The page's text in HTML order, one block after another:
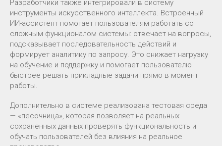
Разработчики также интегрировали в систему
инструменты искусственного интеллекта. Встроенный
ИИ-ассистент помогает пользователям работать со
сложным функционалом системы: отвечает на вопросы,
подсказывает последовательность действий и
формирует аналитику по запросу. Это снижает нагрузку
на обучение и поддержку и помогает пользователю
быстрее решать прикладные задачи прямо в момент
работы.
Дополнительно в системе реализована тестовая среда
— «песочница», которая позволяет на реальных
сохраненных данных проверять функциональность и
обучать пользователей без влияния на реальное